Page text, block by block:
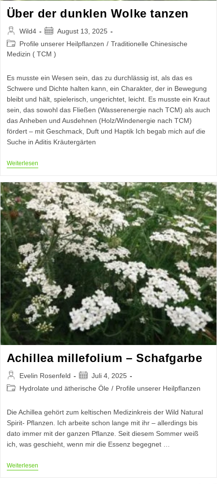
Über der dunklen Wolke tanzen
Beitrags-
Autor:
Wild4
Beitrag
veröffentlicht:
August 13, 2025
Beitrags-
Kategorie:
Profile unserer Heilpflanzen / Traditionelle Chinesische
Medizin ( TCM )
Es musste ein Wesen sein, das zu durchlässig ist, als das es
Schwere und Dichte halten kann, ein Charakter, der in Bewegung
bleibt und hält, spielerisch, ungerichtet, leicht. Es musste ein Kraut
sein, das sowohl das Fließen (Wasserenergie nach TCM) als auch
das Anheben und Ausdehnen (Holz/Windenergie nach TCM)
fördert – mit Geschmack, Duft und Haptik Ich begab mich auf die
Suche in Aditis Kräutergärten
WeiterlesenÜber
Wolke
Tanzen
Achillea millefolium – Schafgarbe
Beitrags-
Autor:
Evelin Rosenfeld
Beitrag
veröffentlicht:
Juli 4, 2025
Beitrags-Hydrolate und ätherische Öle / Profile unserer Heilpflanzen
Die Achillea gehört zum keltischen Medizinkreis der Wild Natural
Spirit- Pflanzen. Ich arbeite schon lange mit ihr – allerdings bis
dato immer mit der ganzen Pflanze. Seit diesem Sommer weiß
ich, was geschieht, wenn mir die Essenz begegnet …
WeiterlesenAchillea